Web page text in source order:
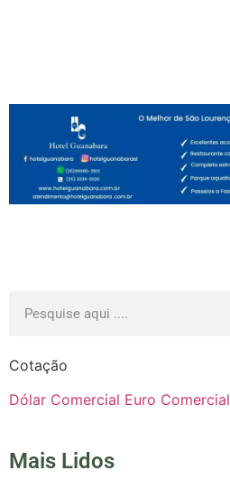
Cotação
Dólar Comercial Euro Comercial
Mais Lidos